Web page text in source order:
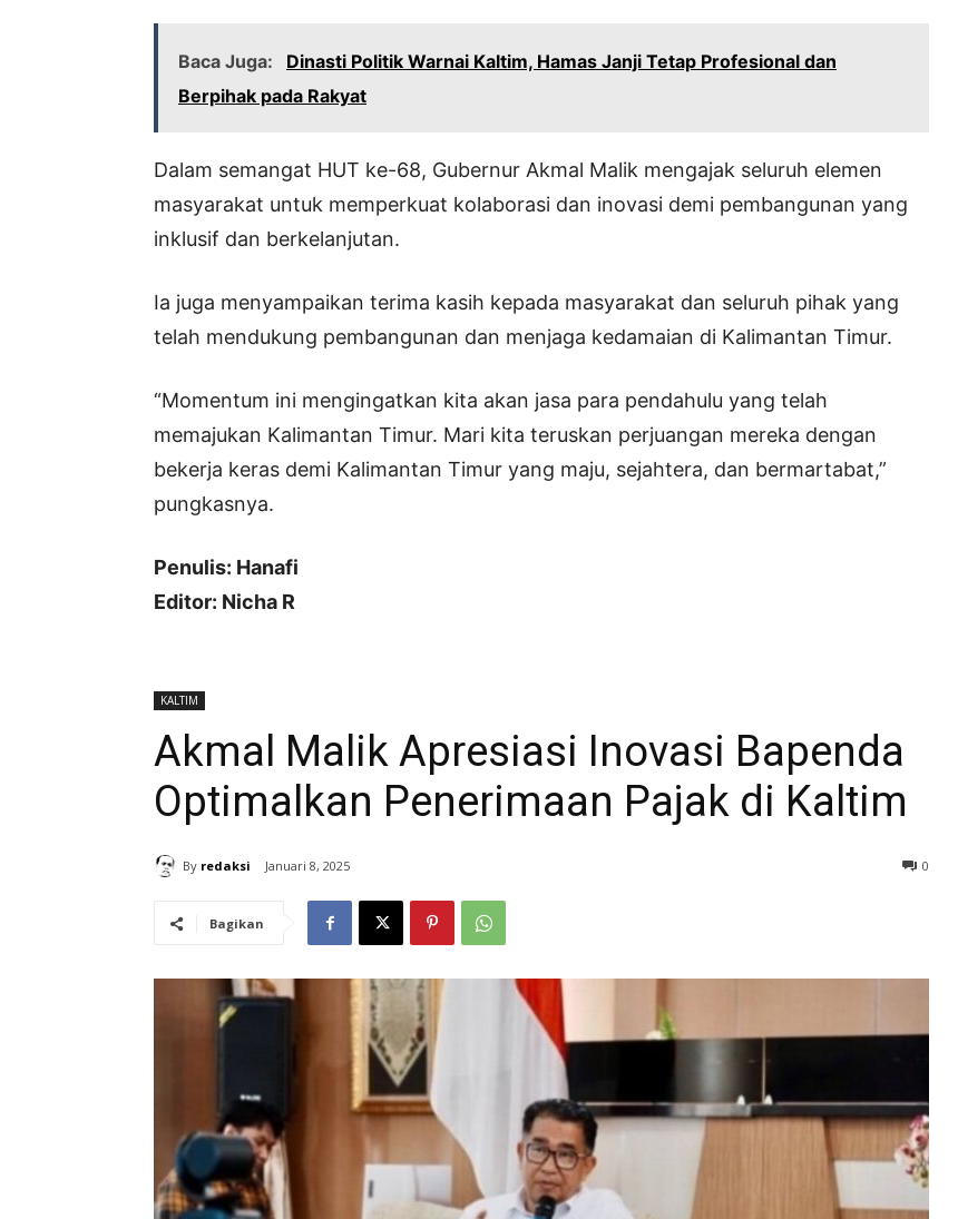
Baca Juga:
Dinasti Politik Warnai Kaltim, Hamas Janji Tetap Profesional dan
Berpihak pada Rakyat
Dalam semangat HUT ke-68, Gubernur Akmal Malik mengajak seluruh elemen
masyarakat untuk memperkuat kolaborasi dan inovasi demi pembangunan yang
inklusif dan berkelanjutan.
Ia juga menyampaikan terima kasih kepada masyarakat dan seluruh pihak yang
telah mendukung pembangunan dan menjaga kedamaian di Kalimantan Timur.
“Momentum ini mengingatkan kita akan jasa para pendahulu yang telah
memajukan Kalimantan Timur. Mari kita teruskan perjuangan mereka dengan
bekerja keras demi Kalimantan Timur yang maju, sejahtera, dan bermartabat,”
pungkasnya.
Penulis: Hanafi
Editor: Nicha R